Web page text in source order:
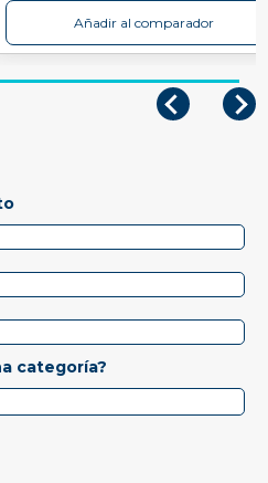
Añadir al comparador
categoría?